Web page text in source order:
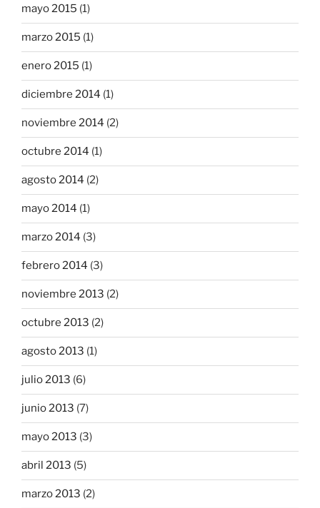
mayo 2015 (1)
marzo 2015 (1)
enero 2015 (1)
diciembre 2014 (1)
noviembre 2014 (2)
octubre 2014 (1)
agosto 2014 (2)
mayo 2014 (1)
marzo 2014 (3)
febrero 2014 (3)
noviembre 2013 (2)
octubre 2013 (2)
agosto 2013 (1)
julio 2013 (6)
junio 2013 (7)
mayo 2013 (3)
abril 2013 (5)
marzo 2013 (2)